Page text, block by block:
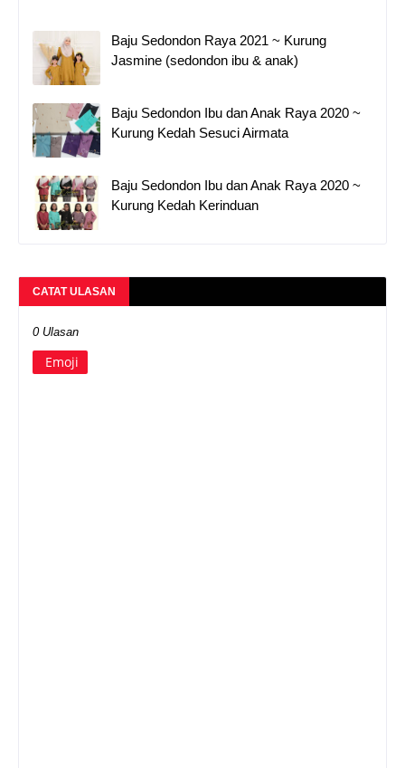
Baju Sedondon Raya 2021 ~ Kurung
Jasmine (sedondon ibu & anak)
Baju Sedondon Ibu dan Anak Raya 2020 ~
Kurung Kedah Sesuci Airmata
Baju Sedondon Ibu dan Anak Raya 2020 ~
Kurung Kedah Kerinduan
CATAT ULASAN
0 Ulasan
Emoji